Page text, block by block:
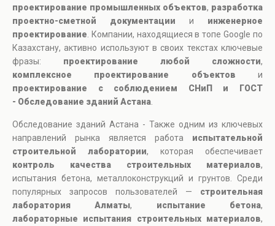
проектирование промышленных объектов, разработка
проектно-сметной документации и инженерное
проектирование . Компании, находящиеся в топе Google по
Казахстану, активно используют в своих текстах ключевые
фразы: проектирование любой сложности,
комплексное проектирование объектов и
проектирование с соблюдением СНиП и ГОСТ
- Обследование зданий Астана
Обследование зданий Астана - Также одним из ключевых
направлений рынка является работа испытательной
строительной лаборатории, которая обеспечивает
контроль качества строительных материалов,
испытания бетона, металлоконструкций и грунтов. Среди
популярных запросов пользователей — строительная
лаборатория Алматы, испытание бетона,
лабораторные испытания строительных материалов,